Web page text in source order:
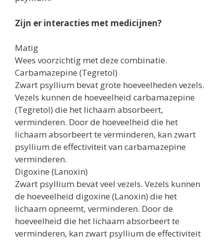
Zijn er interacties met medicijnen?
Matig
Wees voorzichtig met deze combinatie.
Carbamazepine (Tegretol)
Zwart psyllium bevat grote hoeveelheden vezels.
Vezels kunnen de hoeveelheid carbamazepine
(Tegretol) die het lichaam absorbeert,
verminderen. Door de hoeveelheid die het
lichaam absorbeert te verminderen, kan zwart
psyllium de effectiviteit van carbamazepine
verminderen.
Digoxine (Lanoxin)
Zwart psyllium bevat veel vezels. Vezels kunnen
de hoeveelheid digoxine (Lanoxin) die het
lichaam opneemt, verminderen. Door de
hoeveelheid die het lichaam absorbeert te
verminderen, kan zwart psyllium de effectiviteit